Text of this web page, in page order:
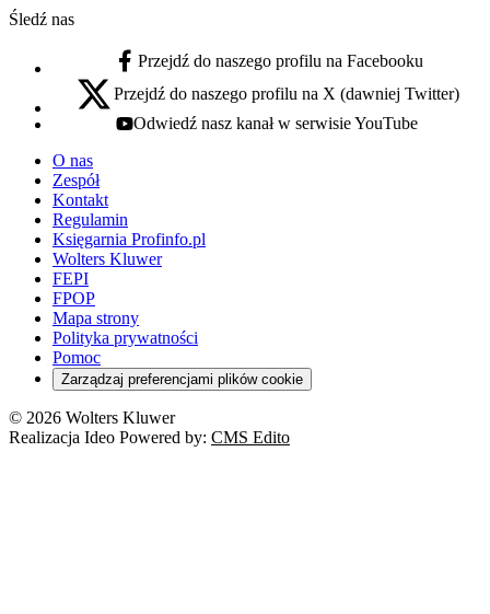
Śledź nas
facebook - otwiera się w nowej karcie
Przejdź do naszego profilu na Facebooku
x - otwiera się w nowej karcie
Przejdź do naszego profilu na X (dawniej Twitter)
youtube - otwiera się w nowej karcie
Odwiedź nasz kanał w serwisie YouTube
O nas
Zespół
Kontakt
Regulamin
Księgarnia Profinfo.pl
Wolters Kluwer
FEPI
FPOP
Mapa strony
Polityka prywatności
Pomoc
Zarządzaj preferencjami plików cookie
© 2026 Wolters Kluwer
Realizacja Ideo Powered by: CMS Edito